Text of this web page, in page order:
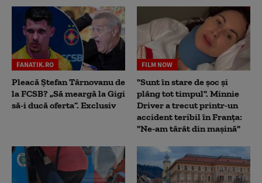
FANATIK.RO
Pleacă Ștefan Târnovanu de
la FCSB? „Să meargă la Gigi
să-i ducă oferta”. Exclusiv
FILM NOW
"Sunt în stare de șoc și
plâng tot timpul". Minnie
Driver a trecut printr-un
accident teribil în Franța:
"Ne-am târât din mașină"